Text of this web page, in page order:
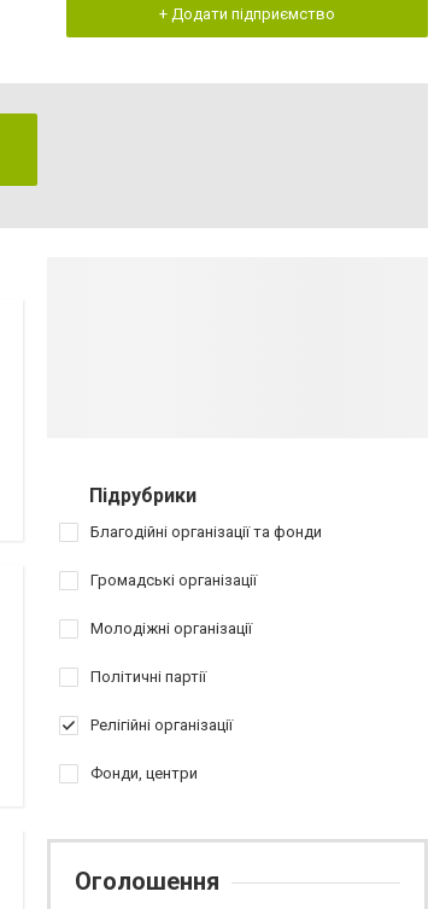
+ Додати підприємство
Підрубрики
Благодійні організації та фонди
Громадські організації
Молодіжні організації
Політичні партії
Релігійні організації
Фонди, центри
Оголошення